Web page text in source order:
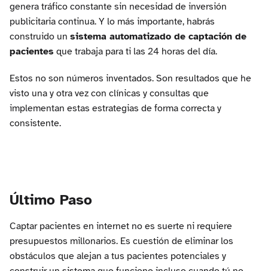
genera tráfico constante sin necesidad de inversión
publicitaria continua. Y lo más importante, habrás
construido un sistema automatizado de captación de
pacientes que trabaja para ti las 24 horas del día.
Estos no son números inventados. Son resultados que he
visto una y otra vez con clínicas y consultas que
implementan estas estrategias de forma correcta y
consistente.
Último Paso
Captar pacientes en internet no es suerte ni requiere
presupuestos millonarios. Es cuestión de eliminar los
obstáculos que alejan a tus pacientes potenciales y